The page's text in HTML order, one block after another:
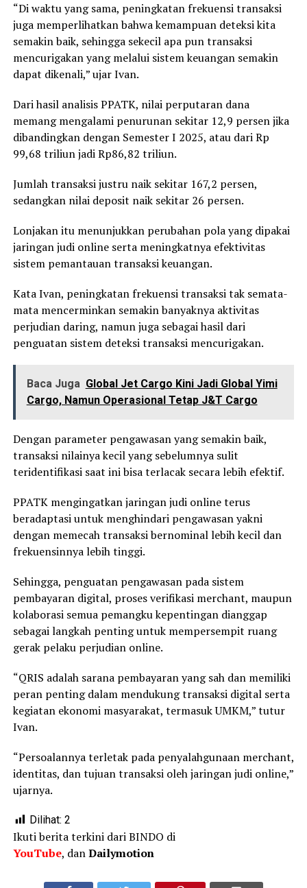
“Di waktu yang sama, peningkatan frekuensi transaksi
juga memperlihatkan bahwa kemampuan deteksi kita
semakin baik, sehingga sekecil apa pun transaksi
mencurigakan yang melalui sistem keuangan semakin
dapat dikenali,” ujar Ivan.
Dari hasil analisis PPATK, nilai perputaran dana
memang mengalami penurunan sekitar 12,9 persen jika
dibandingkan dengan Semester I 2025, atau dari Rp
99,68 triliun jadi Rp86,82 triliun.
Jumlah transaksi justru naik sekitar 167,2 persen,
sedangkan nilai deposit naik sekitar 26 persen.
Lonjakan itu menunjukkan perubahan pola yang dipakai
jaringan judi online serta meningkatnya efektivitas
sistem pemantauan transaksi keuangan.
Kata Ivan, peningkatan frekuensi transaksi tak semata-
mata mencerminkan semakin banyaknya aktivitas
perjudian daring, namun juga sebagai hasil dari
penguatan sistem deteksi transaksi mencurigakan.
Baca Juga Global Jet Cargo Kini Jadi Global Yimi
Cargo, Namun Operasional Tetap J&T Cargo
Dengan parameter pengawasan yang semakin baik,
transaksi nilainya kecil yang sebelumnya sulit
teridentifikasi saat ini bisa terlacak secara lebih efektif.
PPATK mengingatkan jaringan judi online terus
beradaptasi untuk menghindari pengawasan yakni
dengan memecah transaksi bernominal lebih kecil dan
frekuensinnya lebih tinggi.
Sehingga, penguatan pengawasan pada sistem
pembayaran digital, proses verifikasi merchant, maupun
kolaborasi semua pemangku kepentingan dianggap
sebagai langkah penting untuk mempersempit ruang
gerak pelaku perjudian online.
“QRIS adalah sarana pembayaran yang sah dan memiliki
peran penting dalam mendukung transaksi digital serta
kegiatan ekonomi masyarakat, termasuk UMKM,” tutur
Ivan.
“Persoalannya terletak pada penyalahgunaan merchant,
identitas, dan tujuan transaksi oleh jaringan judi online,”
ujarnya.
Dilihat: 2
Ikuti berita terkini dari BINDO di
YouTube, danDailymotion